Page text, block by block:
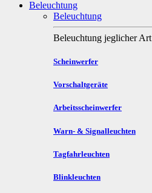
Beleuchtung
Beleuchtung
Beleuchtung jeglicher Art
Scheinwerfer
Vorschaltgeräte
Arbeitsscheinwerfer
Warn- & Signalleuchten
Tagfahrleuchten
Blinkleuchten